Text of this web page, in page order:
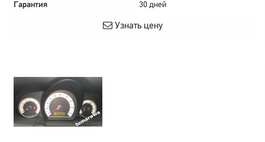
Гарантия
30 дней
Узнать цену